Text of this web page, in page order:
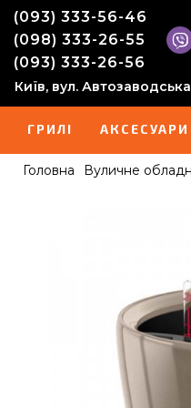
(093) 333-56-46
(098) 333-26-55
(093) 333-26-56
Київ, вул.
ГРИЛІ АКСЕСУАРИ
Головна Вуличне